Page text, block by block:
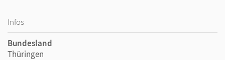
Infos
Bundesland
Thüringen